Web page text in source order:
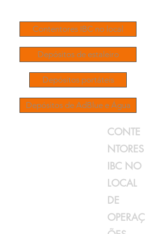
Contentores IBC no local
Depósitos de estaleiro
Depósitos portáteis
Depósitos de AdBlue e Água
CONTE
NTORES
IBC NO
LOCAL
DE
OPERAÇ